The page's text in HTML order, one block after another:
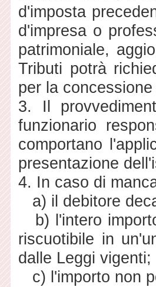
d'imposta
d'impresa o
patrimoniale,
Tributi potrà
per la
3. Il
funzionario
comportano
presentazione
4. In caso di
a) il debitore
b) l'intero
riscuotibile in
dalle Leggi vigenti;
c) l'importo non